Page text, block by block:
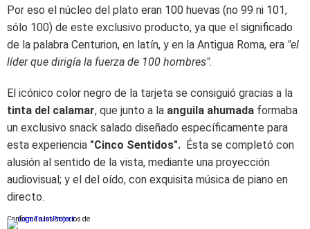
Por eso el núcleo del plato eran 100 huevas (no 99 ni 101,
sólo 100) de este exclusivo producto, ya que el significado
de la palabra Centurion, en latín, y en la Antigua Roma, era "el
líder que dirigía la fuerza de 100 hombres".
El icónico color negro de la tarjeta se consiguió gracias a la
tinta del calamar, que junto a la anguila ahumada formaba
un exclusivo snack salado diseñado específicamente para
esta experiencia "Cinco Sentidos". Ésta se completó con
alusión al sentido de la vista, mediante una proyección
audiovisual; y el del oído, con exquisita música de piano en
directo.
Conforme a los criterios de